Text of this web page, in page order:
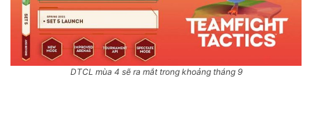
DTCL mùa 4 sẽ ra mắt trong khoảng tháng 9